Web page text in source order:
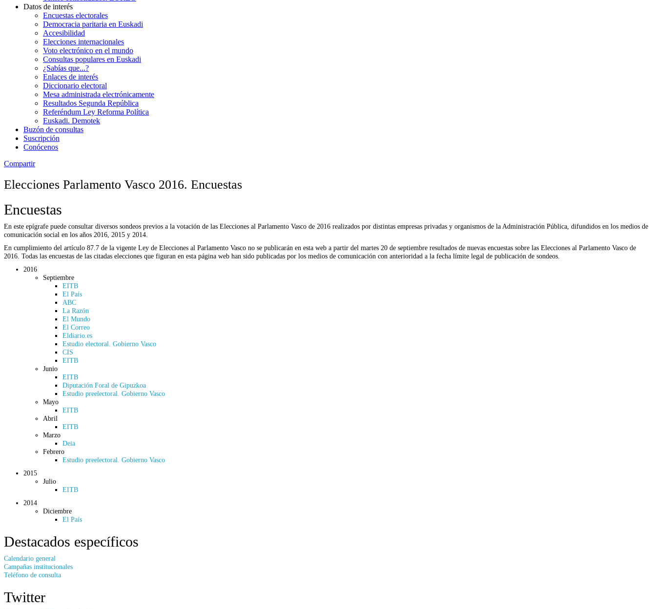
Datos de interés
Encuestas electorales
Democracia paritaria en Euskadi
Accesibilidad
Elecciones internacionales
Voto electrónico en el mundo
Consultas populares en Euskadi
¿Sabías que...?
Enlaces de interés
Diccionario electoral
Mesa administrada electrónicamente
Resultados Segunda República
Referéndum Ley Reforma Política
Euskadi. Demotek
Buzón de consultas
Suscripción
Conócenos
Compartir
Elecciones Parlamento Vasco 2016. Encuestas
Encuestas
En este epígrafe puede consultar diversos sondeos previos a la votación de las Elecciones al Parlamento Vasco de 2016 realizados por distintas empresas privadas y organismos de la Administración Pública, difundidos en los medios de
comunicación social en los años 2016, 2015 y 2014.
En cumplimiento del artículo 87.7 de la vigente Ley de Elecciones al Parlamento Vasco no se publicarán en esta web a partir del martes 20 de septiembre resultados de nuevas encuestas sobre las Elecciones al Parlamento Vasco de
2016. Todas las encuestas de las citadas elecciones que figuran en esta página web han sido publicadas por los medios de comunicación con anterioridad a la fecha límite legal de publicación de sondeos.
2016
Septiembre
EITB
El País
ABC
La Razón
El Mundo
El Correo
Eldiario.es
Estudio electoral. Gobierno Vasco
CIS
EITB
Junio
EITB
Diputación Foral de Gipuzkoa
Estudio preelectoral. Gobierno Vasco
Mayo
EITB
Abril
EITB
Marzo
Deia
Febrero
Estudio preelectoral. Gobierno Vasco
2015
Julio
EITB
2014
Diciembre
El País
Destacados específicos
Calendario general
Campañas institucionales
Teléfono de consulta
Twitter